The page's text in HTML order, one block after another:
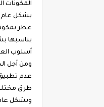
المكونات
بشكل
عطر
يناسبها
أسلوب
ومن أجل
عدم
طرق
وبشكل